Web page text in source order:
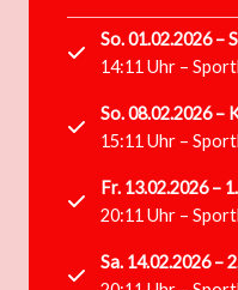
So. 01.02.2026 –
14:11 Uhr –
So. 08.02.2026 –
15:11 Uhr –
Fr. 13.02.2026 –
20:11 Uhr –
Sa. 14.02.2026 –